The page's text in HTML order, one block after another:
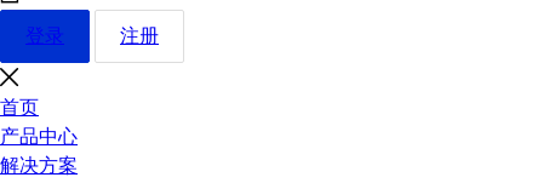
登录 注册
首页
产品中心
解决方案